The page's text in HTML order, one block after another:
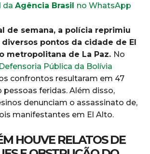
da Agência Brasil no WhatsApp
de semana, a polícia reprimiu
pontos da cidade de El
metropolitana de La Paz. No
Defensoria Pública da Bolívia
confrontos resultaram em 47
pessoas feridas. Além disso,
denunciam o assassinato de,
manifestantes em El Alto.
HOUVE RELATOS DE